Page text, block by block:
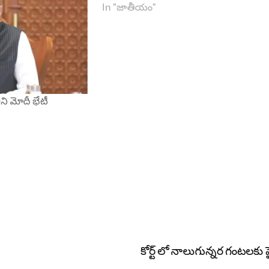
మోదీ భేటీ
In "జాతీయం"
కోర్ట్ లో నాలుగున్నర